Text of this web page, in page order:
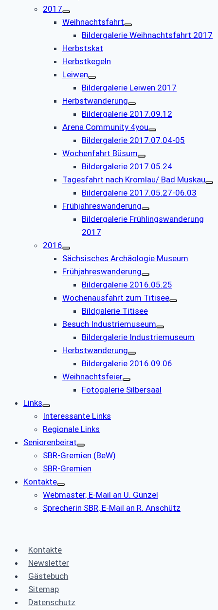
2017
Weihnachtsfahrt
Bildergalerie Weihnachtsfahrt 2017
Herbstskat
Herbstkegeln
Leiwen
Bildergalerie Leiwen 2017
Herbstwanderung
Bildergalerie 2017.09.12
Arena Community 4you
Bildergalerie 2017.07.04-05
Wochenfahrt Büsum
Bildergalerie 2017.05.24
Tagesfahrt nach Kromlau/ Bad Muskau
Bildergalerie 2017.05.27-06.03
Frühjahreswanderung
Bildergalerie Frühlingswanderung
2017
2016
Sächsisches Archäologie Museum
Frühjahreswanderung
Bildergalerie 2016.05.25
Wochenausfahrt zum Titisee
Bildgalerie Titisee
Besuch Industriemuseum
Bildergalerie Industriemuseum
Herbstwanderung
Bildergalerie 2016.09.06
Weihnachtsfeier
Fotogalerie Silbersaal
Links
Interessante Links
Regionale Links
Seniorenbeirat
SBR-Gremien (BeW)
SBR-Gremien
Kontakte
Webmaster, E-Mail an U. Günzel
Sprecherin SBR, E-Mail an R. Anschütz
Kontakte
Newsletter
Gästebuch
Sitemap
Datenschutz